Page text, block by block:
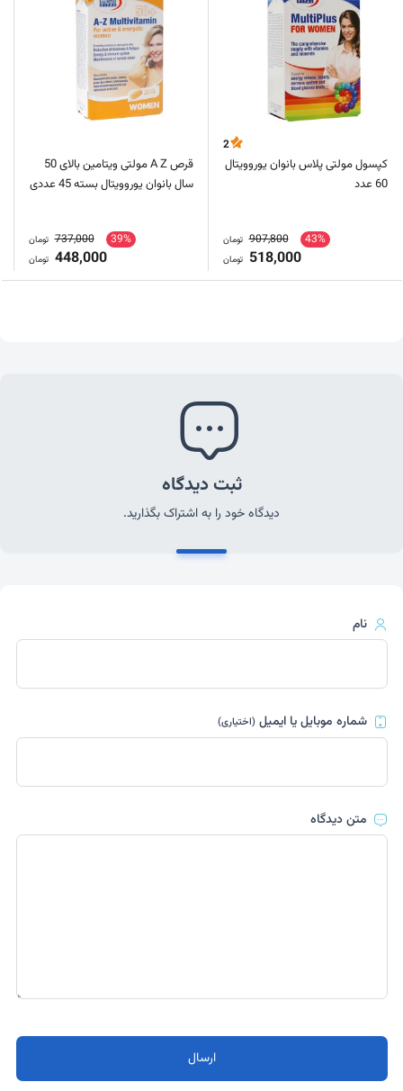
2
کپسول مولتی پلاس بانوان یوروویتال
60 عدد
43%
907,800 تومان
518,000 تومان
قرص A Z مولتی ویتامین بالای 50
سال بانوان یوروویتال بسته 45 عددی
39%
737,000 تومان
448,000 تومان
ثبت دیدگاه
دیدگاه خود را به اشتراک بگذارید.
نام
شماره موبایل یا ایمیل(اختیاری)
متن دیدگاه
ارسال